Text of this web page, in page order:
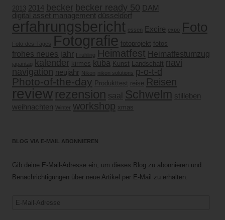
2013 2014 becker becker ready 50 DAM
digital asset management düsseldorf
erfahrungsbericht essen Excire expo Foto
Foto-des-Tages Fotografie fotoprojekt fotos
frohes neues jahr Frühling Heimatfest Heimatfestumzug
japantag kalender kirmes kuba Kunst Landschaft navi
navigation neujahr Nikon nikon solutions p-o-t-d
Photo-of-the-day Produkttest reise Reisen
review rezension saal Schwelm stilleben
weihnachten Winter workshop xmas
BLOG VIA E-MAIL ABONNIEREN
Gib deine E-Mail-Adresse ein, um dieses Blog zu abonnieren und
Benachrichtigungen über neue Artikel per E-Mail zu erhalten.
E-